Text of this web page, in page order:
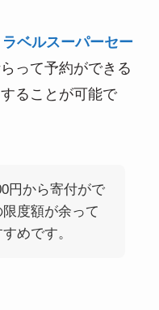
ベルスーパーセー
って予約ができる
ることが可能で
円から寄付がで
度額が余って
めです。